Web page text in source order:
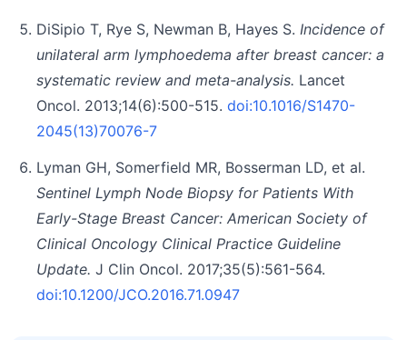
DiSipio T, Rye S, Newman B, Hayes S. Incidence of
unilateral arm lymphoedema after breast cancer: a
systematic review and meta-analysis. Lancet
Oncol. 2013;14(6):500-515. doi:10.1016/S1470-
2045(13)70076-7
Lyman GH, Somerfield MR, Bosserman LD, et al.
Sentinel Lymph Node Biopsy for Patients With
Early-Stage Breast Cancer: American Society of
Clinical Oncology Clinical Practice Guideline
Update. J Clin Oncol. 2017;35(5):561-564.
doi:10.1200/JCO.2016.71.0947